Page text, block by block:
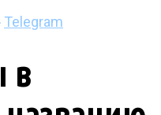
Telegram
в